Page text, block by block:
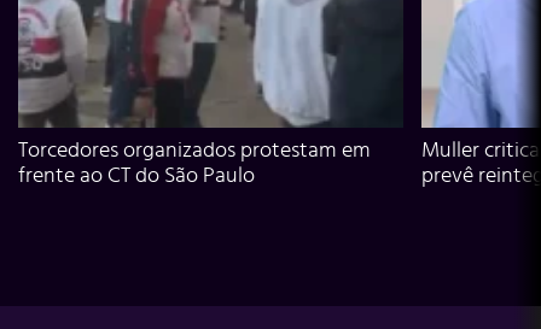
Torcedores organizados protestam em
frente ao CT do São Paulo
Muller
prevê